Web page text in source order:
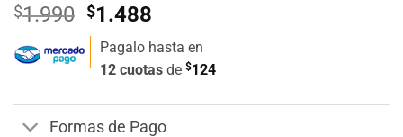
$1.990 El
precio
original
era:
$1.990.
$1.488
actual
es:
$1.488.
Pagalo hasta en
12 cuotas de $124
Formas de Pago